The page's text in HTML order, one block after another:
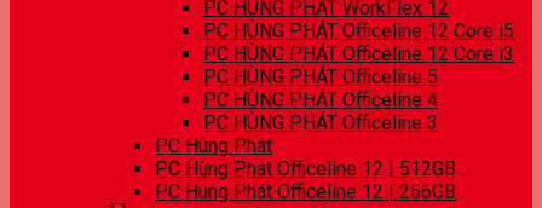
PC HÙNG PHÁT WorkFlex 12
PC HÙNG PHÁT Officeline 12 Core i5
PC HÙNG PHÁT Officeline 12 Core i3
PC HÙNG PHÁT Officeline 5
PC HÙNG PHÁT Officeline 4
PC HÙNG PHÁT Officeline 3
PC Hùng Phát
PC Hùng Phát Officeline 12 | 512GB
PC Hùng Phát Officeline 12 | 256GB